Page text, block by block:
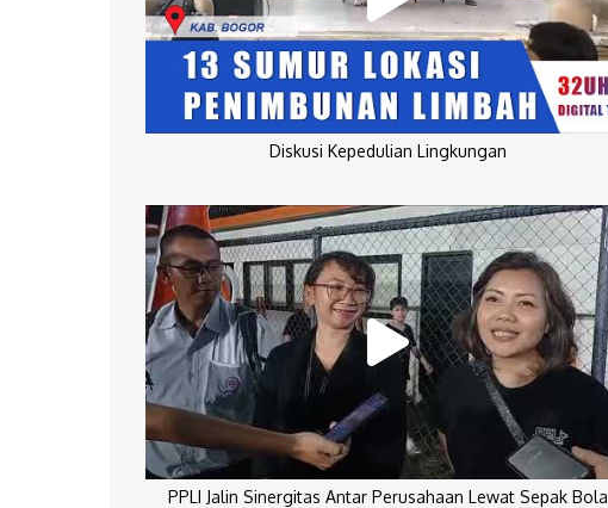
Diskusi Kepedulian Lingkungan
PPLI Jalin Sinergitas Antar Perusahaan Lewat Sepak Bola